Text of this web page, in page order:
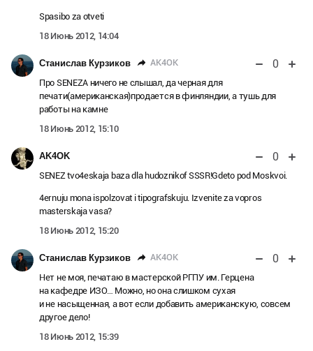
Spasibo za otveti
18 Июнь 2012, 14:04
Станислав Курзиков AK4OK 0
Про SENEZA ничего не слышал, да черная для
печати(американская)продается в финляндии, а тушь для
работы на камне
18 Июнь 2012, 15:10
AK4OK 0
SENEZ tvo4eskaja baza dla hudoznikof SSSR!Gdeto pod Moskvoi.
4ernuju mona ispolzovat i tipografskuju. Izvenite za vopros
masterskaja vasa?
18 Июнь 2012, 15:20
Станислав Курзиков AK4OK 0
Нет не моя, печатаю в мастерской РГПУ им. Герцена
на кафедре ИЗО… Можно, но она слишком сухая
и не насыщенная, а вот если добавить американскую, совсем
другое дело!
18 Июнь 2012, 15:39